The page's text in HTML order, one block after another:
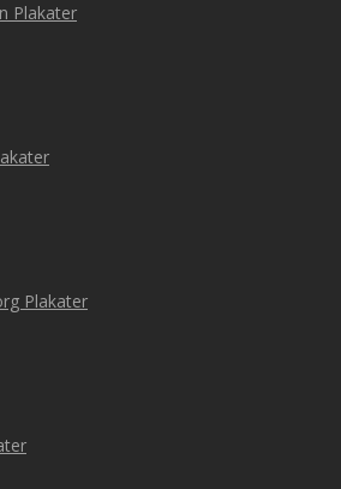
Plakater
Plakater